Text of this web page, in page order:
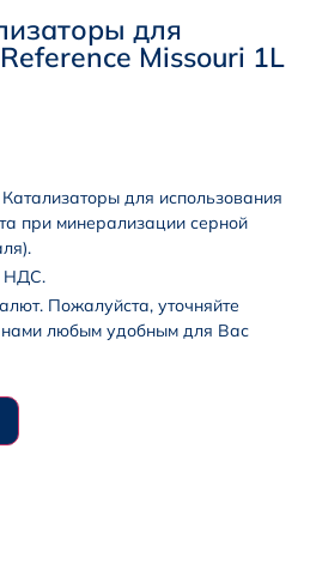
для
Missouri 1L
для использования
при минерализации серной
НДС.
Пожалуйста, уточняйте
нами любым удобным для Вас